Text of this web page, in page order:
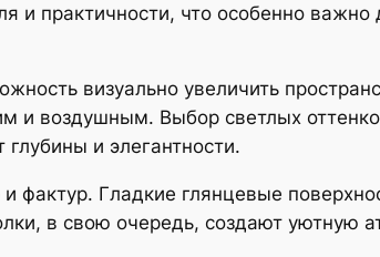
и практичности, что особенно
визуально увеличить
и воздушным. Выбор светлых
и элегантности.
Гладкие глянцевые
в свою очередь, создают уютную